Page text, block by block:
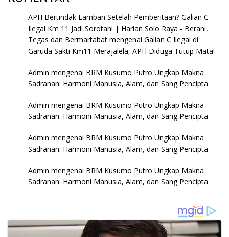
APH Bertindak Lamban Setelah Pemberitaan? Galian C
Ilegal Km 11 Jadi Sorotan! | Harian Solo Raya - Berani,
Tegas dan Bermartabat mengenai Galian C Ilegal di
Garuda Sakti Km11 Merajalela, APH Diduga Tutup Mata!
Admin mengenai BRM Kusumo Putro Ungkap Makna
Sadranan: Harmoni Manusia, Alam, dan Sang Pencipta
Admin mengenai BRM Kusumo Putro Ungkap Makna
Sadranan: Harmoni Manusia, Alam, dan Sang Pencipta
Admin mengenai BRM Kusumo Putro Ungkap Makna
Sadranan: Harmoni Manusia, Alam, dan Sang Pencipta
Admin mengenai BRM Kusumo Putro Ungkap Makna
Sadranan: Harmoni Manusia, Alam, dan Sang Pencipta